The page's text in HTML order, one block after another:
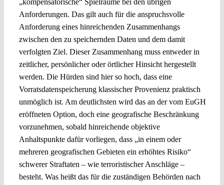
Anforderungen. Das gilt auch für die anspruchsvolle
Anforderung eines hinreichenden Zusammenhangs
zwischen den zu speichernden Daten und dem damit
verfolgten Ziel. Dieser Zusammenhang muss entweder in
zeitlicher, persönlicher oder örtlicher Hinsicht hergestellt
werden. Die Hürden sind hier so hoch, dass eine
Vorratsdatenspeicherung klassischer Provenienz praktisch
unmöglich ist. Am deutlichsten wird das an der vom EuGH
eröffneten Option, doch eine geografische Beschränkung
vorzunehmen, sobald hinreichende objektive
Anhaltspunkte dafür vorliegen, dass „in einem oder
mehreren geografischen Gebieten ein erhöhtes Risiko“
schwerer Straftaten – wie terroristischer Anschläge –
besteht. Was heißt das für die zuständigen Behörden nach